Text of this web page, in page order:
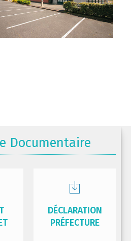
Documentaire
DÉCLARATION
PRÉFECTURE